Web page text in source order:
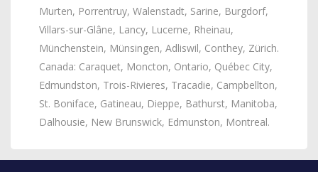
Murten, Porrentruy, Walenstadt, Sarine, Burgdorf,
Villars-sur-Glâne, Lancy, Lucerne, Rheinau,
Münchenstein, Münsingen, Adliswil, Conthey, Zürich.
Canada: Caraquet, Moncton, Ontario, Québec City,
Edmundston, Trois-Rivieres, Tracadie, Campbellton,
St. Boniface, Gatineau, Dieppe, Bathurst, Manitoba,
Dalhousie, New Brunswick, Edmunston, Montreal.